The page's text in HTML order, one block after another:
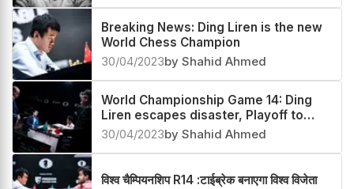
Breaking News: Ding Liren is the new
World Chess Champion
30/04/2023by Shahid Ahmed
World Championship Game 14: Ding
Liren escapes disaster, Playoff to
crown the winner
30/04/2023by Shahid Ahmed
विश्व चैम्पियनशिप R14 :टाईब्रेक बनाएगा विश्व विजेता